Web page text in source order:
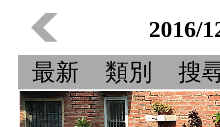
2016/
最新
類別 搜